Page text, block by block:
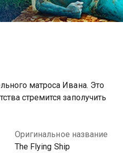
матроса Ивана. Это
стремится заполучить
Оригинальное название
The Flying Ship